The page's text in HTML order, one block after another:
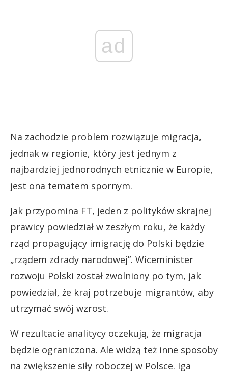
ad
Na zachodzie problem rozwiązuje migracja,
jednak w regionie, który jest jednym z
najbardziej jednorodnych etnicznie w Europie,
jest ona tematem spornym.
Jak przypomina FT, jeden z polityków skrajnej
prawicy powiedział w zeszłym roku, że każdy
rząd propagujący imigrację do Polski będzie
„rządem zdrady narodowej”. Wiceminister
rozwoju Polski został zwolniony po tym, jak
powiedział, że kraj potrzebuje migrantów, aby
utrzymać swój wzrost.
W rezultacie analitycy oczekują, że migracja
będzie ograniczona. Ale widzą też inne sposoby
na zwiększenie siły roboczej w Polsce. Iga